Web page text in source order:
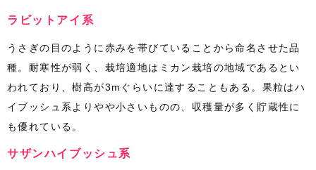
ラビットアイ系
うさぎの目のように赤みを帯びていることから命名させた品
種。耐寒性が弱く、栽培適地はミカン栽培の地域であるとい
われており、樹高が3mぐらいに達することもある。果粒はハ
イブッシュ系よりやや小さいものの、収穫量が多く貯蔵性に
も優れている。
サザンハイブッシュ系